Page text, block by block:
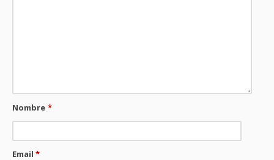
Nombre *
Email*